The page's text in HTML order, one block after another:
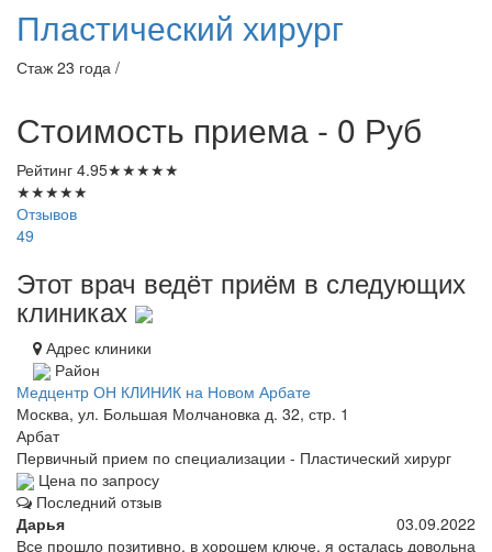
Пластический хирург
Стаж 23 года /
Стоимость приема - 0 Руб
Рейтинг 4.95★★★★★
★★★★★
Отзывов
49
Этот врач ведёт приём в следующих
клиниках
Адрес клиники
Район
Медцентр ОН КЛИНИК на Новом Арбате
Москва, ул. Большая Молчановка д. 32, стр. 1
Арбат
Первичный прием по специализации - Пластический хирург
Цена по запросу
Последний отзыв
Дарья
03.09.2022
Все прошло позитивно, в хорошем ключе, я осталась довольна